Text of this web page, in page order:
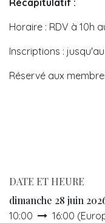
Horaire : RDV à 10h
Inscriptions :
Réservé aux
DATE ET HEURE
dimanche 28 juin
10:00 16:00 (